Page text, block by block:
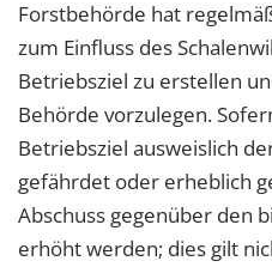
Forstbehörde hat
zum Einfluss des
Betriebsziel zu erstellen
Behörde vorzulegen.
Betriebsziel ausweislich
gefährdet oder erheblich
Abschuss gegenüber den
erhöht werden; dies gilt